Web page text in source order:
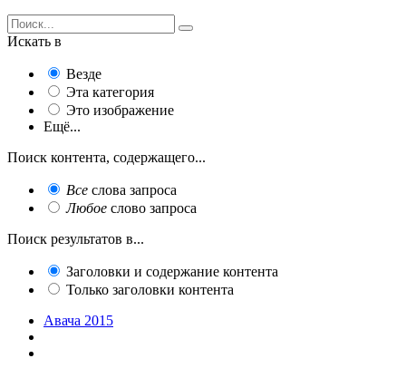
Искать в
Везде
Эта категория
Это изображение
Ещё...
Поиск контента, содержащего...
Все слова запроса
Любое слово запроса
Поиск результатов в...
Заголовки и содержание контента
Только заголовки контента
Авача 2015